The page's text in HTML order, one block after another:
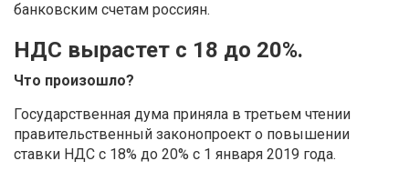
банковским счетам россиян.
НДС вырастет с 18 до 20%.
Что произошло?
Государственная дума приняла в третьем чтении
правительственный законопроект о повышении
ставки НДС с 18% до 20% с 1 января 2019 года.